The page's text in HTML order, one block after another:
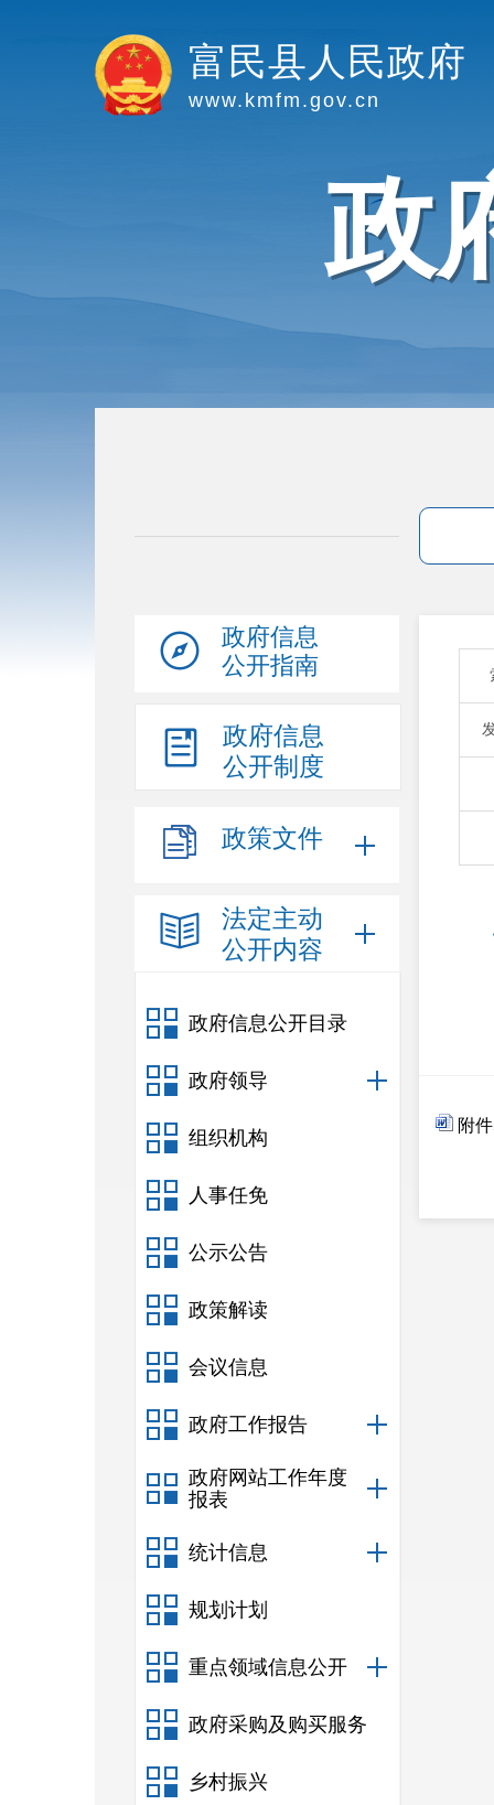
富民县人民政府
www.kmfm.gov.cn
政
政府信息
公开指南
政府信息
公开制度
政策文件
法定主动
公开内容
政府信息公开目录
政府领导
组织机构
人事任免
公示公告
政策解读
会议信息
政府工作报告
政府网站工作年度
报表
统计信息
规划计划
重点领域信息公开
政府采购及购买服务
乡村振兴
附